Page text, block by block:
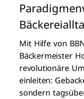
Mit Hilfe von
Bäckermeister
revolutionäre
einleiten:
sondern